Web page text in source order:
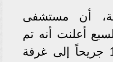
أن مستشفى
أعلنت أنه تم
نقل أكثر من 130 جريحاً إلى غرفة